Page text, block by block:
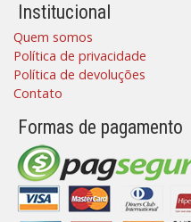
Institucional
Quem somos
Política de privacidade
Política de devoluções
Contato
Formas de pagamento